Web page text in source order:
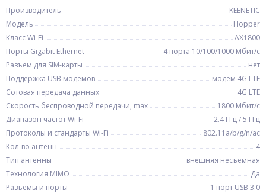
Производитель
KEENETIC
Модель
Hopper
Класс Wi-Fi
AX1800
Порты Gigabit Ethernet
4 порта 10/100/1000 Мбит/с
Разъем для SIM-карты
нет
Поддержка USB модемов
модем 4G LTE
Сотовая передача данных
4G LTE
Скорость беспроводной передачи, max
1800 Мбит/с
Диапазон частот Wi-Fi
2.4 ГГц / 5 ГГц
Протоколы и стандарты Wi-Fi
802.11a/b/g/n/ac
Кол-во антенн
4
Тип антенны
внешняя несъемная
Технология MIMO
Да
Разъемы и порты
1 порт USB 3.0